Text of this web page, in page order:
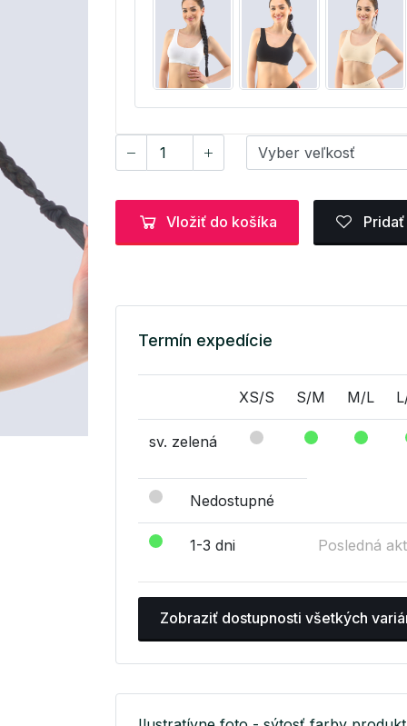
Vložiť do košíka
Termín expedície
XS/S S/M M/L
sv. zelená
Nedostupné
1-3 dni Posledná
Zobraziť dostupnosti všetkých